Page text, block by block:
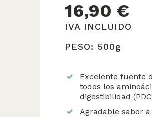
16,90 €
IVA INCLUIDO
PESO: 500g
Excelente fuente
todos los
digestibilidad
Agradable sabor